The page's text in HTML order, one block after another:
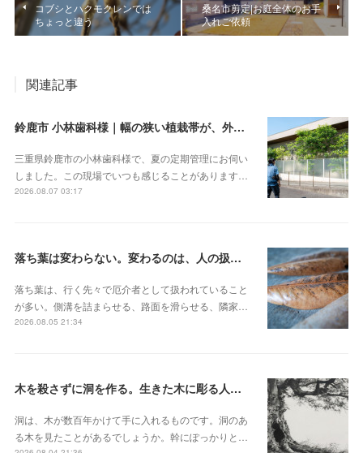
コブシとハクモクレンでは
ちょっと違う
桑名市剪定|お庭全体のお手
入れご依頼
関連記事
鈴鹿市 小林歯科様｜幅の狭い植栽帯が、外から見ると緑の壁になる
三重県鈴鹿市の小林歯科様で、夏の定期管理にお伺い
しました。この現場でいつも感じることがあります…
2026.08.07 03:17
落ち葉は変わらない。変わるのは、人の扱いのほう
落ち葉は、行く先々で厄介者として扱われていること
が多い。側溝を詰まらせる、路面を滑らせる、隣家…
2026.08.05 21:34
木を殺さずに洞を作る。生きた木に彫る人工樹洞とベテラナイゼーション
洞は、木が数百年かけて手に入れるものです。洞のあ
る木を見たことがあるでしょうか。幹にぽっかりと…